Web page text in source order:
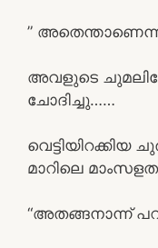
”
അവളുടെ
ചോദിച്ചു……
വെട്ടിയിറക്കിയ
മാറിലെ
“അതങ്ങനാന്ന്